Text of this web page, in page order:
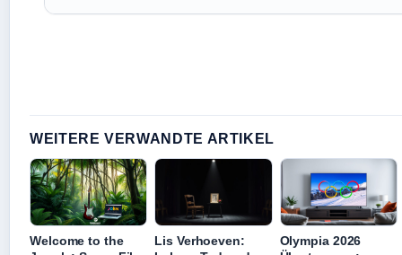
WEITERE VERWANDTE ARTIKEL
Welcome to the
Lis Verhoeven:
Olympia 2026